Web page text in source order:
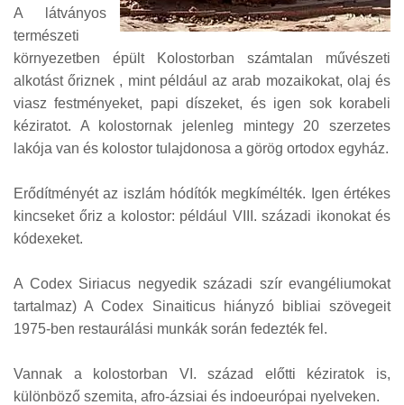
A látványos
természeti
környezetben épült Kolostorban számtalan művészeti
alkotást őriznek , mint például az arab mozaikokat, olaj és
viasz festményeket, papi díszeket, és igen sok korabeli
kéziratot. A kolostornak jelenleg mintegy 20 szerzetes
lakója van és kolostor tulajdonosa a görög ortodox egyház.
Erődítményét az iszlám hódítók megkímélték. Igen értékes
kincseket őriz a kolostor: például VIII. századi ikonokat és
kódexeket.
A Codex Siriacus negyedik századi szír evangéliumokat
tartalmaz) A Codex Sinaiticus hiányzó bibliai szövegeit
1975-ben restaurálási munkák során fedezték fel.
Vannak a kolostorban VI. század előtti kéziratok is,
különböző szemita, afro-ázsiai és indoeurópai nyelveken.